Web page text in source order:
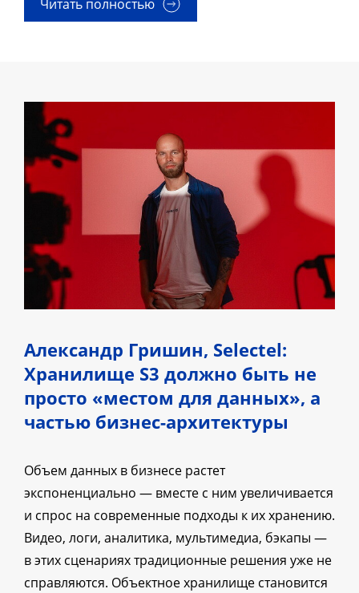
Читать полностью
Александр Гришин, Selectel:
Хранилище S3 должно быть не
просто «местом для данных», а
частью бизнес-архитектуры
Объем данных в бизнесе растет
экспоненциально — вместе с ним увеличивается
и спрос на современные подходы к их хранению.
Видео, логи, аналитика, мультимедиа, бэкапы —
в этих сценариях традиционные решения уже не
справляются. Объектное хранилище становится